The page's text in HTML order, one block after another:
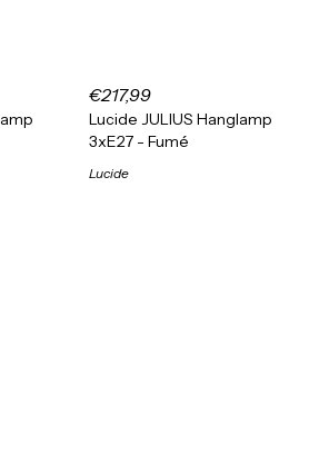
€217,99
Lucide JULIUS Hanglamp
3xE27 - Fumé
Lucide